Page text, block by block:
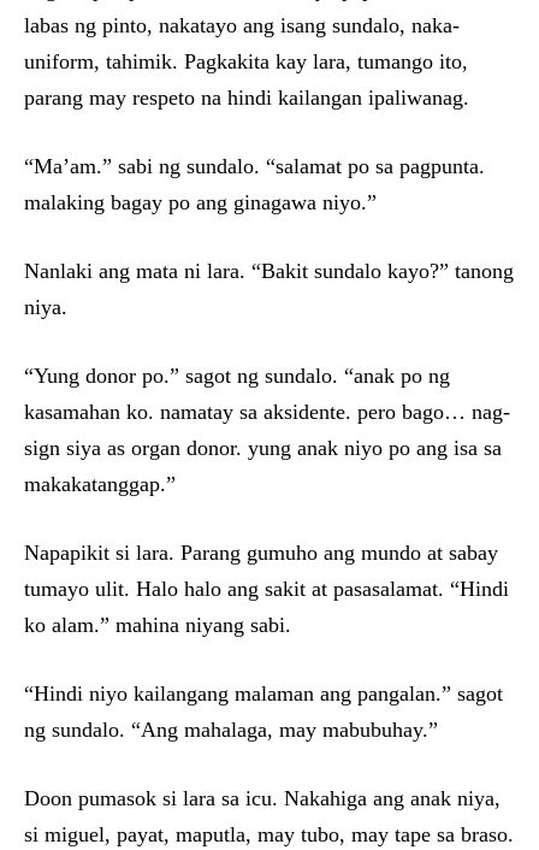
labas ng pinto, nakatayo ang isang sundalo, naka-
uniform, tahimik. Pagkakita kay lara, tumango ito,
parang may respeto na hindi kailangan ipaliwanag.
“Ma’am.” sabi ng sundalo. “salamat po sa pagpunta.
malaking bagay po ang ginagawa niyo.”
Nanlaki ang mata ni lara. “Bakit sundalo kayo?” tanong
niya.
“Yung donor po.” sagot ng sundalo. “anak po ng
kasamahan ko. namatay sa aksidente. pero bago… nag-
sign siya as organ donor. yung anak niyo po ang isa sa
makakatanggap.”
Napapikit si lara. Parang gumuho ang mundo at sabay
tumayo ulit. Halo halo ang sakit at pasasalamat. “Hindi
ko alam.” mahina niyang sabi.
“Hindi niyo kailangang malaman ang pangalan.” sagot
ng sundalo. “Ang mahalaga, may mabubuhay.”
Doon pumasok si lara sa icu. Nakahiga ang anak niya,
si miguel, payat, maputla, may tubo, may tape sa braso.